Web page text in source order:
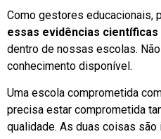
Como gestores educacionais,
essas evidências
dentro de nossas escolas.
conhecimento disponível.
Uma escola comprometida
precisa estar comprometida
qualidade. As duas coisas são